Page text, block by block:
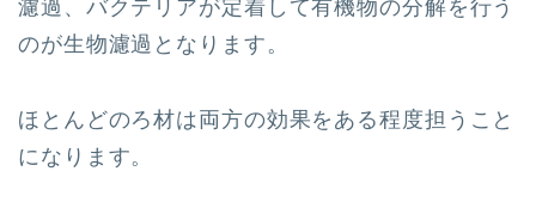
濾過、バクテリアが定着して有機物の分解を行う
のが生物濾過となります。
ほとんどのろ材は両方の効果をある程度担うこと
になります。